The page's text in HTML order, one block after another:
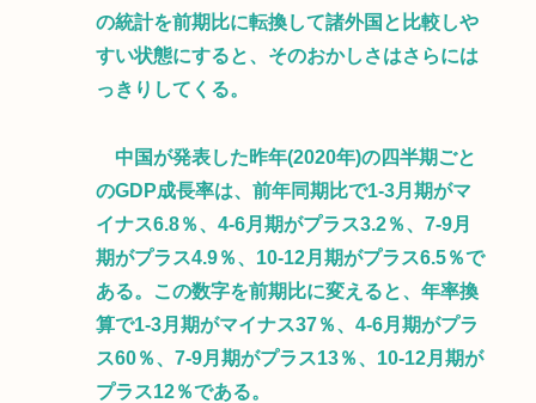
の統計を前期比に転換して諸外国と比較しや
すい状態にすると、そのおかしさはさらには
っきりしてくる。
中国が発表した昨年(2020年)の四半期ごと
のGDP成長率は、前年同期比で1-3月期がマ
イナス6.8％、4-6月期がプラス3.2％、7-9月
期がプラス4.9％、10-12月期がプラス6.5％で
ある。この数字を前期比に変えると、年率換
算で1-3月期がマイナス37％、4-6月期がプラ
ス60％、7-9月期がプラス13％、10-12月期が
プラス12％である。